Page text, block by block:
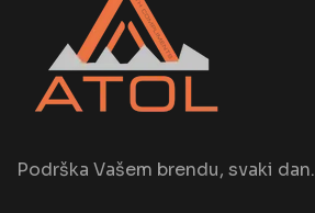
Podrška Vašem brendu, svaki dan.